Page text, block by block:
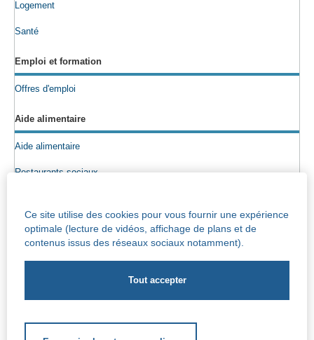
Ce site utilise des cookies pour vous fournir une expérience
optimale (lecture de vidéos, affichage de plans et de
contenus issus des réseaux sociaux notamment).
Logement
Santé
Emploi et formation
Offres d'emploi
Aide alimentaire
Aide alimentaire
Restaurants sociaux
Epicerie sociale
Socio-culturel